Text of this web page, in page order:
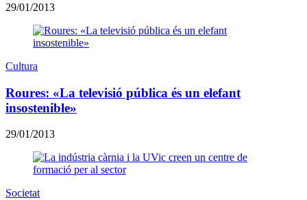
29/01/2013
Cultura
Roures: «La televisió pública és un elefant
insostenible»
29/01/2013
Societat